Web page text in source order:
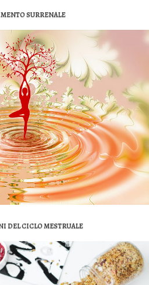
SURRENALE
DEL CICLO MESTRUALE